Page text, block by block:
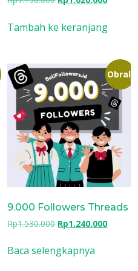
adalah:
Rp1.190.000.
ini
adalah:
Tambah ke keranjang
Obral!
9.000 Followers Threads
Rp1.530.000 Harga
adalah:
Rp1.530.000.
Rp1.240.000Harga
Baca selengkapnya